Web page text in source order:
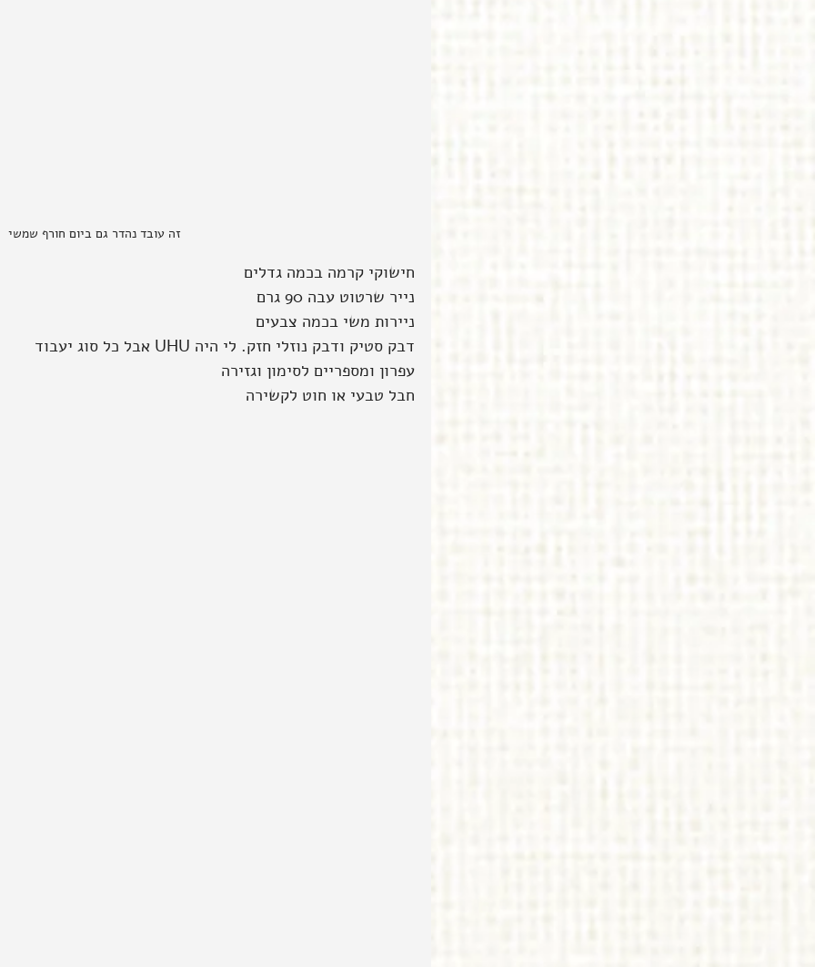
זה עובד נהדר גם ביום חורף שמשי
חישוקי קרמה בכמה גדלים
נייר שרטוט עבה 90 גרם
ניירות משי בכמה צבעים
דבק סטיק ודבק נוזלי חזק. לי היה UHU אבל כל סוג יעבוד
עפרון ומספריים לסימון וגזירה
חבל טבעי או חוט לקשירה